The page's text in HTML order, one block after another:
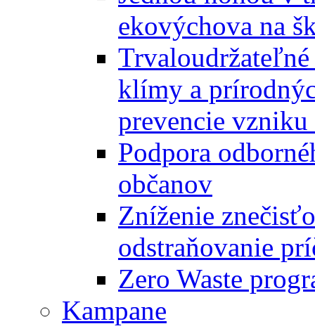
ekovýchova na
klímy a
prevencie vzniku
Podpora
občanov
Zníženie
odstraňovanie
Zero Waste
Kampane